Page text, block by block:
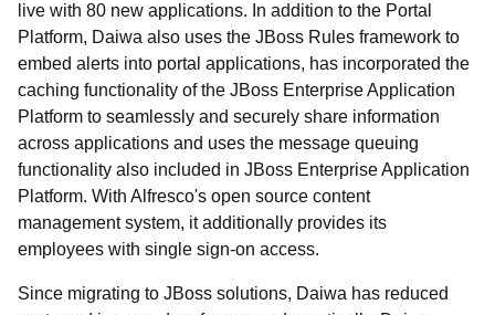
live with 80 new applications. In addition to the Portal
Platform, Daiwa also uses the JBoss Rules framework to
embed alerts into portal applications, has incorporated the
caching functionality of the JBoss Enterprise Application
Platform to seamlessly and securely share information
across applications and uses the message queuing
functionality also included in JBoss Enterprise Application
Platform. With Alfresco's open source content
management system, it additionally provides its
employees with single sign-on access.
Since migrating to JBoss solutions, Daiwa has reduced